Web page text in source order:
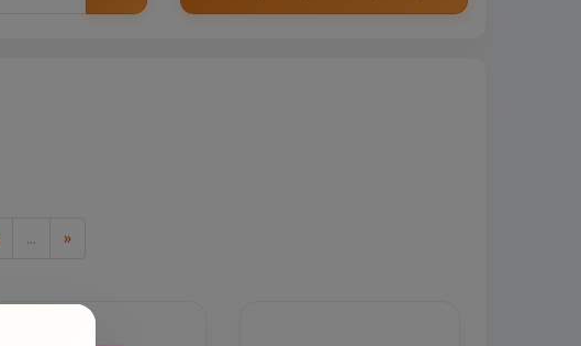
... »Son